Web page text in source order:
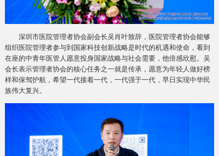
深圳市医院管理者协会副会长吴肖叶致辞，医院管理者协会能够
组织医院管理者参与到国家科技创新战略是时代的机遇和使命，看到
在座的中青年医管人愿意投身国家战略与社会需要，他倍感欣慰。吴
会长表示管理者协会的核心任务之一就是传承，愿意为年轻人做好榜
样和保驾护航，希望一代接着一代，一代强于一代，早日实现中华民
族伟大复兴。